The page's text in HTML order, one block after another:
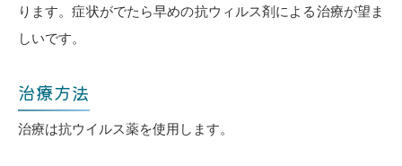
ります。症状がでたら早めの抗ウィルス剤による治療が望ま
しいです。
治療方法
治療は抗ウイルス薬を使用します。